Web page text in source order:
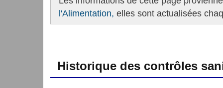
l'Alimentation, elles sont actualisées
Historique des contrôles